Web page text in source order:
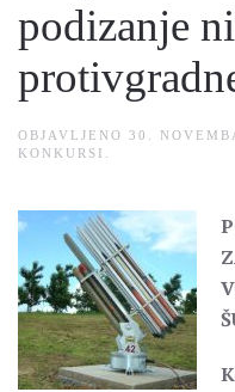
podizanje
OBJAVLJENO 30.
KONKURSI